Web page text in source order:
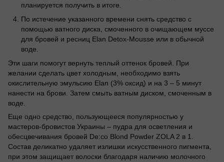
планируется получить в итоге.
По истечение указанного времени снять средство с
помощью ватного диска, смоченного в очищающем муссе
для бровей и ресниц Elan Detox-Mousse или в обычной
воде.
Эти шаги помогут вернуть теплый оттенок бровей. При
желании сделать цвет холодным, необходимо взять
окислительную эмульсию Elan (3% оксид) и на 3 – 5 минут
нанести на брови. Затем смыть ватным диском, смоченным в
воде.
Еще одно средство, пользующееся популярностью у
мастеров-бровистов Украины – пудра для осветления и
обесцвечивания бровей De:co Blond Powder ZOLA 2 в 1.
Состав деликатно удаляет излишки искусственного пигмента,
при этом защищает волоски благодаря наличию молочного